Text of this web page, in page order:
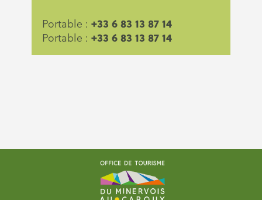
Portable : +33 6 83 13 87 14
Portable : +33 6 83 13 87 14